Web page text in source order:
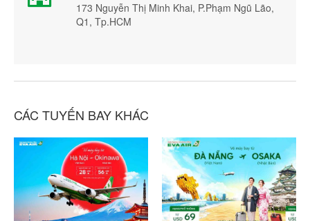
173 Nguyễn Thị Minh Khai, P.Phạm Ngũ Lão,
Q1, Tp.HCM
CÁC TUYẾN BAY KHÁC